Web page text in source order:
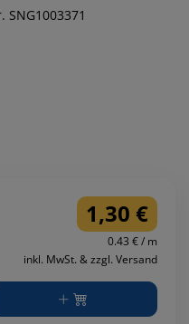
SNG1003371
1,30 €
0.43 € / m
inkl. MwSt. & zzgl. Versand